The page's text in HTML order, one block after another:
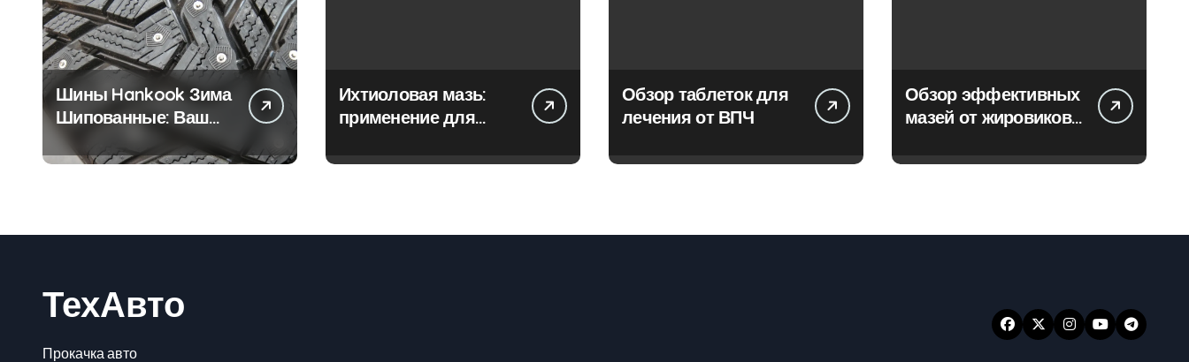
Шины Hankook Зима
Шипованные: Ваш
Надежный Партнёр
на Снежных Дорогах
Ихтиоловая мазь:
применение для
Обзор таблеток для
лечения от ВПЧ
Обзор эффективных
мазей от жировиков
эффектом
ТехАвто
Прокачка авто